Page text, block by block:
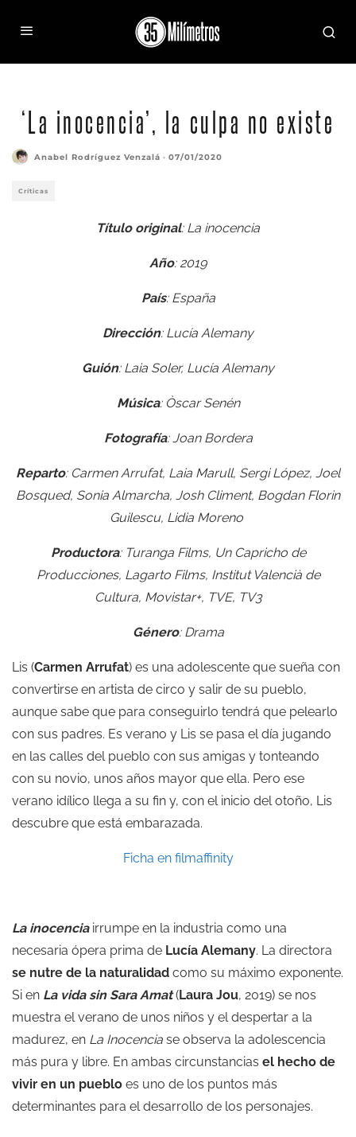
‘La inocencia’, la culpa no existe
Anabel Rodríguez Venzalá · 07/01/2020
Críticas
Título original: La inocencia
Año: 2019
País: España
Dirección: Lucía Alemany
Guión: Laia Soler, Lucía Alemany
Música: Òscar Senén
Fotografía: Joan Bordera
Reparto: Carmen Arrufat, Laia Marull, Sergi López, Joel
Bosqued, Sonia Almarcha, Josh Climent, Bogdan Florin
Guilescu, Lidia Moreno
Productora: Turanga Films, Un Capricho de
Producciones, Lagarto Films, Institut Valencià de
Cultura, Movistar+, TVE, TV3
Género: Drama
Lis (Carmen Arrufat) es una adolescente que sueña con
convertirse en artista de circo y salir de su pueblo,
aunque sabe que para conseguirlo tendrá que pelearlo
con sus padres. Es verano y Lis se pasa el día jugando
en las calles del pueblo con sus amigas y tonteando
con su novio, unos años mayor que ella. Pero ese
verano idílico llega a su fin y, con el inicio del otoño, Lis
descubre que está embarazada.
Ficha en filmaffinity
La inocenciairrumpe en la industria como una
necesaria ópera prima de Lucía Alemany. La directora
se nutre de la naturalidad como su máximo exponente.
Si en La vida sin Sara Amat(Laura Jou, 2019) se nos
muestra el verano de unos niños y el despertar a la
madurez, en La Inocencia se observa la adolescencia
más pura y libre. En ambas circunstancias el hecho de
vivir en un pueblo es uno de los puntos más
determinantes para el desarrollo de los personajes.